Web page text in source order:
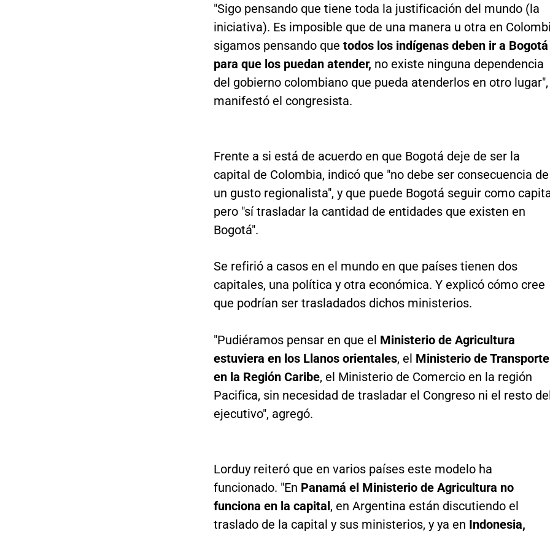
"Sigo pensando que tiene toda la justificación del mundo (la
iniciativa). Es imposible que de una manera u otra en
sigamos pensando que todos los indígenas deben ir a Bogotá
para que los puedan atender, no existe ninguna dependencia
del gobierno colombiano que pueda atenderlos en otro lugar",
manifestó el congresista.
Frente a si está de acuerdo en que Bogotá deje de ser la
capital de Colombia, indicó que "no debe ser consecuencia de
un gusto regionalista", y que puede Bogotá seguir como
pero "sí trasladar la cantidad de entidades que existen en
Bogotá".
Se refirió a casos en el mundo en que países tienen dos
capitales, una política y otra económica. Y explicó cómo cree
que podrían ser trasladados dichos ministerios.
"Pudiéramos pensar en que el Ministerio de Agricultura
estuviera en los Llanos orientales, el Ministerio de Transporte
en la Región Caribe, el Ministerio de Comercio en la región
Pacifica, sin necesidad de trasladar el Congreso ni el resto
ejecutivo", agregó.
Lorduy reiteró que en varios países este modelo ha
funcionado. "En Panamá el Ministerio de Agricultura no
funciona en la capital , en Argentina están discutiendo el
traslado de la capital y sus ministerios, y ya en Indonesia,